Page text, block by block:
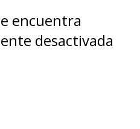
encuentra
desactivada